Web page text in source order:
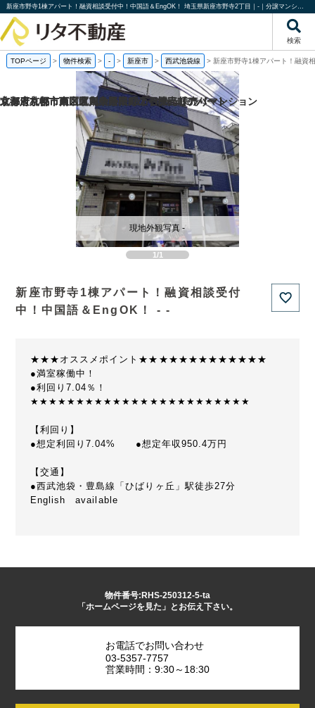
新座市野寺1棟アパート！融資相談受付中！中国語＆EngOK！ 埼玉県新座市野寺2丁目｜-｜分譲マンション情報｜株式会社リタ不動産
検索
TOPページ > 物件検索 > - > 新座市 > 西武池袋線 > 新座市野寺1棟アパート！融資
1/1
現地外観写真 -
新座市野寺1棟アパート！融資相談受付
中！中国語＆EngOK！ - -
★★★オススメポイント★★★★★★★★★★★★★
●満室稼働中！
●利回り7.04％！
★★★★★★★★★★★★★★★★★★★★★★★★
【利回り】
●想定利回り7.04% ●想定年収950.4万円
【交通】
●西武池袋・豊島線「ひばりヶ丘」駅徒歩27分
English available
物件番号:RHS-250312-5-ta
「ホームページを見た」とお伝え下さい。
お電話でお問い合わせ
03-5357-7757
営業時間：9:30～18:30
京都府京都市西京区川島野田町の一棟売りアパート
京都府京都市東山区東大路松原上る辰巳町の
京都府京都市南区東九条松田町の一棟売りアパート
北海道札幌市東区北四十条東18丁目の一棟売りマンション